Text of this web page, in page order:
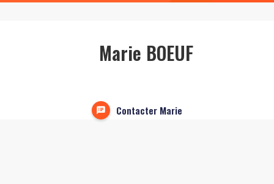
Marie BOEUF
Contacter Marie